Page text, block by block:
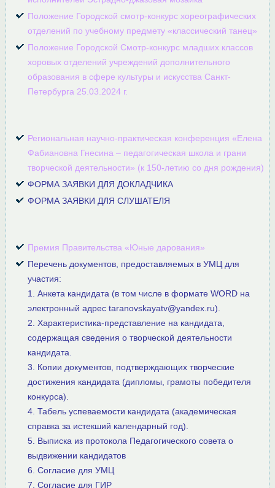
Положение Городской смотр-конкурс хореографических
отделений по учебному предмету «классический танец»
Положение Городской Смотр-конкурс младших классов
хоровых отделений учреждений дополнительного
образования в сфере культуры и искусства Санкт-
Петербурга 25.03.2024 г.
Региональная научно-практическая конференция «Елена
Фабиановна Гнесина – педагогическая школа и грани
творческой деятельности» (к 150-летию со дня рождения)
ФОРМА ЗАЯВКИ ДЛЯ ДОКЛАДЧИКА
ФОРМА ЗАЯВКИ ДЛЯ СЛУШАТЕЛЯ
Премия Правительства «Юные дарования»
Перечень документов, предоставляемых в УМЦ для
участия:
1. Анкета кандидата (в том числе в формате WORD на
электронный адрес taranovskayatv@yandex.ru).
2. Характеристика-представление на кандидата,
содержащая сведения о творческой деятельности
кандидата.
3. Копии документов, подтверждающих творческие
достижения кандидата (дипломы, грамоты победителя
конкурса).
4. Табель успеваемости кандидата (академическая
справка за истекший календарный год).
5. Выписка из протокола Педагогического совета о
выдвижении кандидатов
6. Согласие для УМЦ
7. Согласие для ГИР